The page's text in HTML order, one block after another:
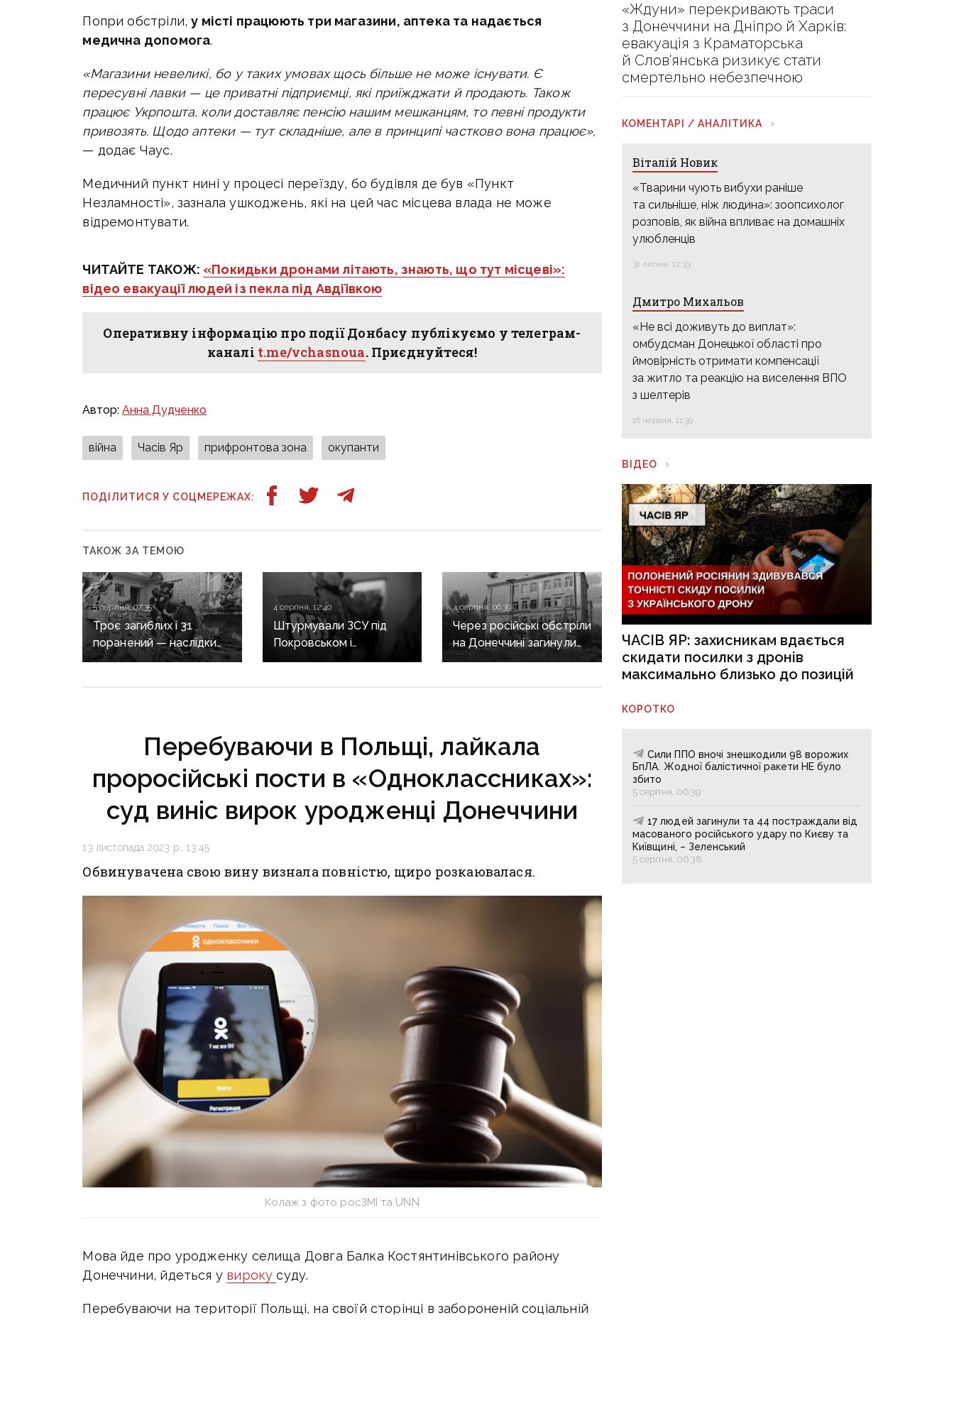
Попри обстріли,у місті працюють три магазини, аптека та надається
медична допомога.
«Магазини невеликі, бо у таких умовах щось більше не може існувати. Є
пересувні лавки —це приватні підприємці, які приїжджати й продають. Також
працює Укрпошта, коли доставляє пенсію нашим мешканцям, то певні продукти
привозять. Щодо аптеки — тут складніше, але в принципі частково вона працює»,
— додає Чаус.
Медичний пункт нині у процесі переїзду, бо будівля де був «Пункт
Незламності», зазнала ушкоджень, які на цей час місцева влада не може
відремонтувати.
ЧИТАЙТЕ ТАКОЖ: «Покидьки дронами літають, знають, що тут місцеві»:
відео евакуації людей із пекла під Авдіївкою
Оперативну інформацію про події Донбасу публікуємо у телеграм-
каналі t.me/vchasnoua. Приєднуйтеся!
Автор:Анна Дудченко
війна Часів Яр прифронтова зона окупанти
ПОДІЛИТИСЯ У СОЦМЕРЕЖАХ:
ТАКОЖ ЗА ТЕМОЮ
5 серпня, 07:35
Троє загиблих і 31
поранений — наслідки
масованих обстрілів
4 серпня, 12:40
Штурмували ЗСУ під
Покровськом і
Костянтинівкою: по 15
4 серпня, 06:39
Через російські обстріли
на Донеччині загинули
дві людини, ще 8 —
Перебуваючи в Польщі, лайкала
проросійські пости в «Одноклассниках»:
суд виніс вирок уродженці Донеччини
13 листопада 2023 р., 13:45
Обвинувачена свою вину визнала повністю, щиро розкаювалася.
Колаж з фото росЗМІ та UNN
Мова йде про уродженку селища Довга Балка Костянтинівського району
Донеччини, йдеться у вирокусуду.
Перебуваючи на території Польщі, на своїй сторінці в забороненій соціальній
«Ждуни» перекривають траси
з Донеччини на Дніпро й Харків:
евакуація з Краматорська
й Слов’янська ризикує стати
смертельно небезпечною
КОМЕНТАРІ / АНАЛІТИКА
Віталій Новик
«Тварини чують вибухи раніше
та сильніше, ніж людина»: зоопсихолог
розповів, як війна впливає на домашніх
улюбленців
31 липня, 12:33
Дмитро Михальов
«Не всі доживуть до виплат»:
омбудсман Донецької області про
ймовірність отримати компенсації
за житло та реакцію на виселення ВПО
з шелтерів
16 червня, 11:39
ВІДЕО
ЧАСІВ ЯР: захисникам вдається
скидати посилки з дронів
максимально близько до позицій
КОРОТКО
Сили ППО вночі знешкодили 98 ворожих
БпЛА. Жодної балістичної ракети НЕ було
збито
5 серпня, 06:39
17 людей загинули та 44 постраждали від
масованого російського удару по Києву та
Київщині, – Зеленський
5 серпня, 06:38